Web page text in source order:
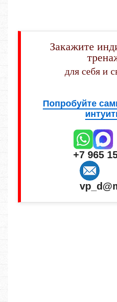
Закажите
для себя и
Попробуйте
+7 965